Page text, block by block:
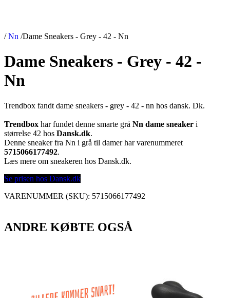
/ Nn /Dame Sneakers - Grey - 42 - Nn
Dame Sneakers - Grey - 42 -
Nn
Trendbox fandt dame sneakers - grey - 42 - nn hos dansk. Dk.
Trendbox har fundet denne smarte grå Nn dame sneaker i
størrelse 42 hos Dansk.dk.
Denne sneaker fra Nn i grå til damer har varenummeret
5715066177492.
Læs mere om sneakeren hos Dansk.dk.
Se prisen hos Dansk.dk
VARENUMMER (SKU): 5715066177492
ANDRE KØBTE OGSÅ